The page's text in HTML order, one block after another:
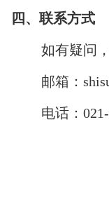
四、 联系方式
如有疑问
邮箱：
电话：021-